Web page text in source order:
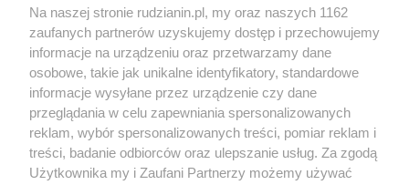
Wydawca mediów lokalnych
Nie zapomnij
zapoznać się z:
polityką prywatności regulamin korzystania z portali
Twojemiasto Skontaktuj sięz nami
Na naszej stronie rudzianin.pl, my oraz naszych 1162
zaufanych partnerów uzyskujemy dostęp i przechowujemy
informacje na urządzeniu oraz przetwarzamy dane
osobowe, takie jak unikalne identyfikatory, standardowe
informacje wysyłane przez urządzenie czy dane
przeglądania w celu zapewniania spersonalizowanych
reklam, wybór spersonalizowanych treści, pomiar reklam i
treści, badanie odbiorców oraz ulepszanie usług. Za zgodą
Użytkownika my i Zaufani Partnerzy możemy używać